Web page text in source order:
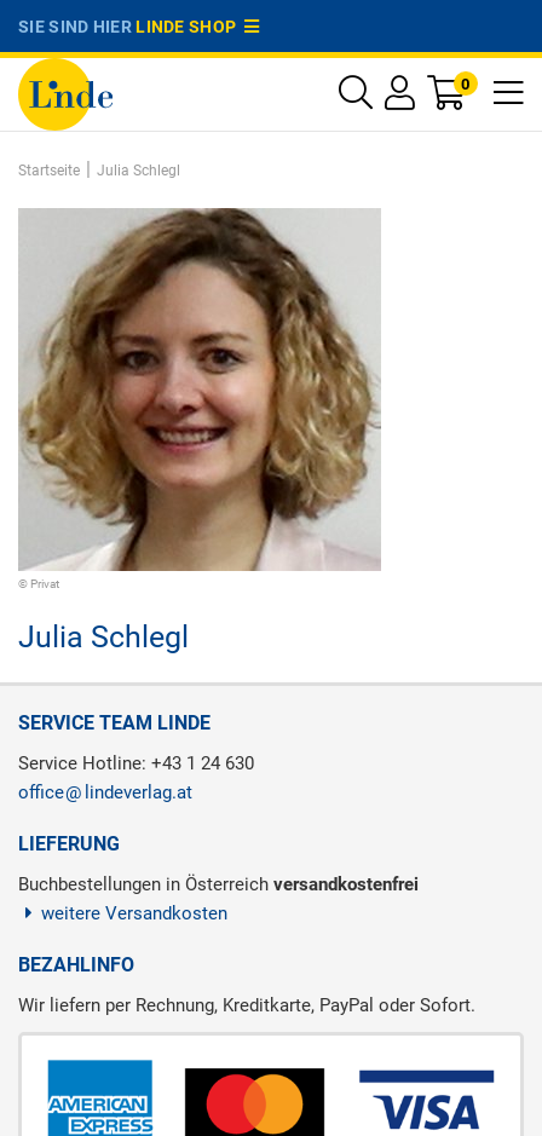
SIE SIND HIERLINDE SHOP
0
Startseite | Julia Schlegl
© Privat
Julia Schlegl
SERVICE TEAM LINDE
Service Hotline: +43 1 24 630
office
lindeverlag.at
LIEFERUNG
Buchbestellungen in Österreich versandkostenfrei
weitere Versandkosten
BEZAHLINFO
Wir liefern per Rechnung, Kreditkarte, PayPal oder Sofort.